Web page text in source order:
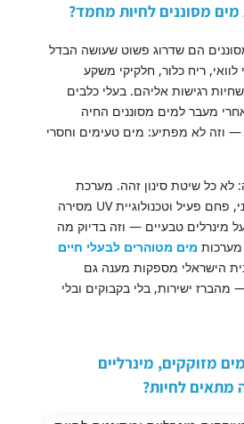
מסוננים לחיות מחמד?
הם שדרוג פשוט שעושה הבדל
לוואי, ריח כלור, חלקיקי משקע
רגישות אליהם. בעלי כלבים
מעבר למים מסוננים החיה
וזה לא מפתיע: מים טעימים וחסרי
לא כל שיטת סינון זהה. מערכת
שמשלבת סינון מיקרוני, פחם פעיל וטכנולוגיית UV מסירה
מינרלים טבעיים — וזה בדיוק מה
מים מטוהרים לבעלי חיים
הישראלי מספקות מענה גם
ישירות, בלי בקבוקים ובלי
מזוקקים, מינרליים
מתאים לחיות?